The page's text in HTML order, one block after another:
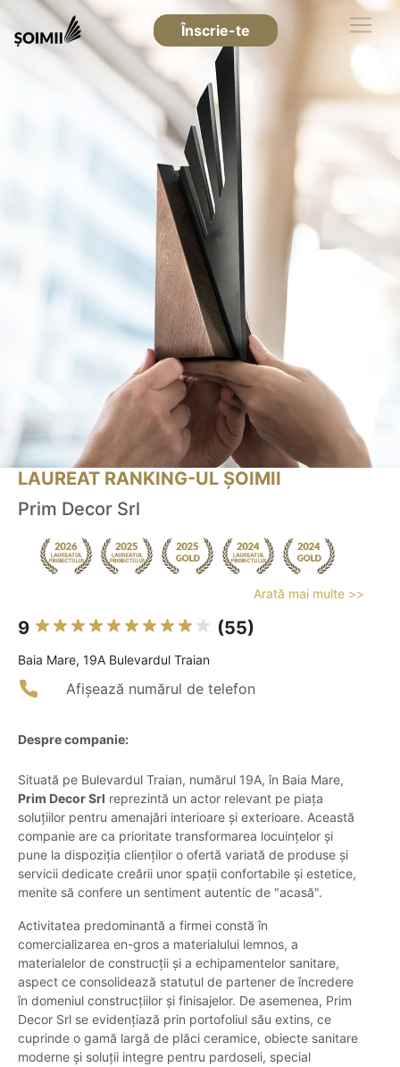
Înscrie-te
LAUREAT RANKING-UL ȘOIMII
Prim Decor Srl
Arată mai multe >>
9 (55)
Baia Mare, 19A Bulevardul Traian
Afișează numărul de telefon
Despre companie:
Situată pe Bulevardul Traian, numărul 19A, în Baia Mare,
Prim Decor Srl reprezintă un actor relevant pe piața
soluțiilor pentru amenajări interioare și exterioare. Această
companie are ca prioritate transformarea locuințelor și
pune la dispoziția clienților o ofertă variată de produse și
servicii dedicate creării unor spații confortabile și estetice,
menite să confere un sentiment autentic de "acasă".
Activitatea predominantă a firmei constă în
comercializarea en-gros a materialului lemnos, a
materialelor de construcții și a echipamentelor sanitare,
aspect ce consolidează statutul de partener de încredere
în domeniul construcțiilor și finisajelor. De asemenea, Prim
Decor Srl se evidențiază prin portofoliul său extins, ce
cuprinde o gamă largă de plăci ceramice, obiecte sanitare
moderne și soluții integre pentru pardoseli, special